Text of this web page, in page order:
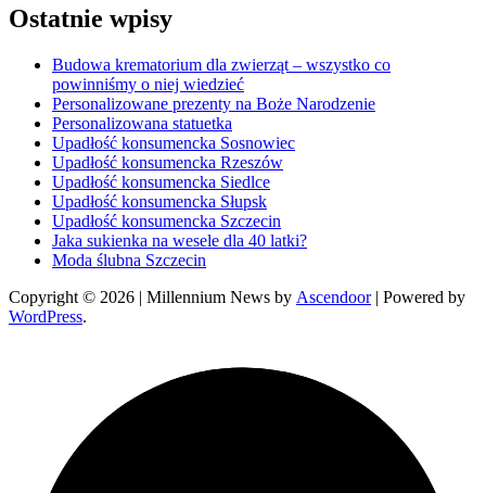
Ostatnie wpisy
Budowa krematorium dla zwierząt – wszystko co
powinniśmy o niej wiedzieć
Personalizowane prezenty na Boże Narodzenie
Personalizowana statuetka
Upadłość konsumencka Sosnowiec
Upadłość konsumencka Rzeszów
Upadłość konsumencka Siedlce
Upadłość konsumencka Słupsk
Upadłość konsumencka Szczecin
Jaka sukienka na wesele dla 40 latki?
Moda ślubna Szczecin
Copyright © 2026 | Millennium News by Ascendoor| Powered by
WordPress.